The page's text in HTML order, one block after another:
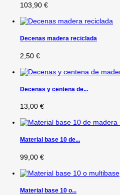
103,90 €
Decenas madera reciclada
2,50 €
Decenas y centena de...
13,00 €
Material base 10 de...
99,00 €
Material base 10 o...